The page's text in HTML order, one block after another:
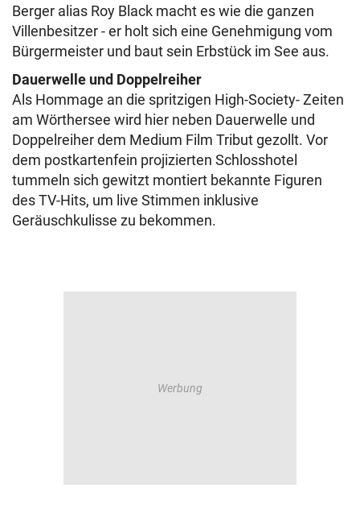
Berger alias Roy Black macht es wie die ganzen
Villenbesitzer - er holt sich eine Genehmigung vom
Bürgermeister und baut sein Erbstück im See aus.
Dauerwelle und Doppelreiher
Als Hommage an die spritzigen High-Society- Zeiten
am Wörthersee wird hier neben Dauerwelle und
Doppelreiher dem Medium Film Tribut gezollt. Vor
dem postkartenfein projizierten Schlosshotel
tummeln sich gewitzt montiert bekannte Figuren
des TV-Hits, um live Stimmen inklusive
Geräuschkulisse zu bekommen.